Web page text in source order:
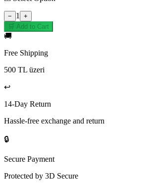
− 1
+
🛒 Add to Cart
🚚
Free Shipping
500 TL üzeri
↩️
14-Day Return
Hassle-free exchange and return
🔒
Secure Payment
Protected by 3D Secure